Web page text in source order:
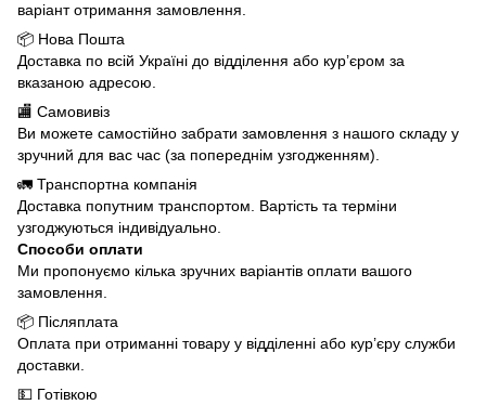
варіант отримання замовлення.
📦 Нова Пошта
Доставка по всій Україні до відділення або кур’єром за
вказаною адресою.
🏬 Самовивіз
Ви можете самостійно забрати замовлення з нашого складу у
зручний для вас час (за попереднім узгодженням).
🚛 Транспортна компанія
Доставка попутним транспортом. Вартість та терміни
узгоджуються індивідуально.
Способи оплати
Ми пропонуємо кілька зручних варіантів оплати вашого
замовлення.
📦 Післяплата
Оплата при отриманні товару у відділенні або кур’єру служби
доставки.
💵 Готівкою